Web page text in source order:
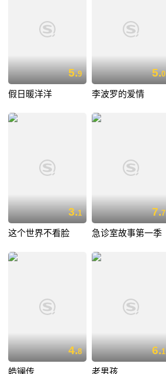
5.9
假日暖洋洋
5.0
李波罗的爱情
3.1
这个世界不看脸
7.7
急诊室故事第一季
4.8
皓镧传
6.1
老男孩